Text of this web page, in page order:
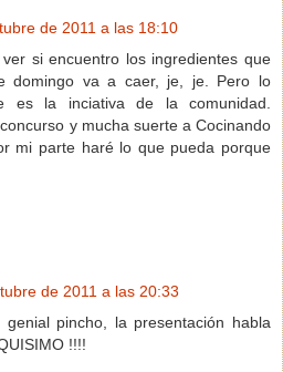
de 2011 a las 18:10
si encuentro los ingredientes que
domingo va a caer, je, je. Pero lo
es la inciativa de la comunidad.
y mucha suerte a Cocinando
mi parte haré lo que pueda porque
de 2011 a las 20:33
genial pincho, la presentación habla
!!!!